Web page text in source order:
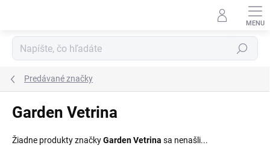
Hľadať
Predávané značky
Garden Vetrina
Žiadne produkty značkyGarden Vetrina sa nenašli...